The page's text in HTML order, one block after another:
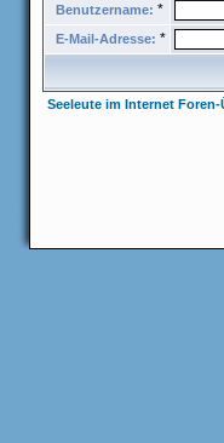
Benutzername: *
E-Mail-Adresse: *
Seeleute im Internet